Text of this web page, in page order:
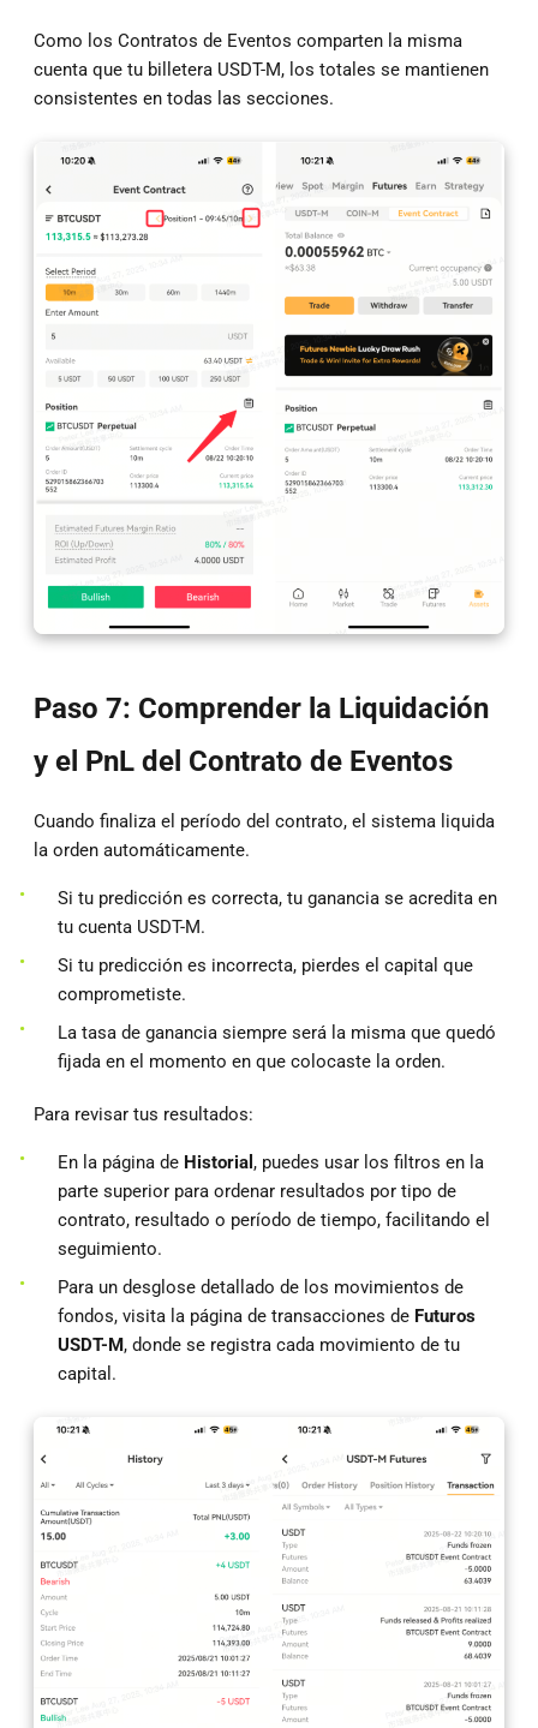
Como los Contratos de Eventos comparten la misma
cuenta que tu billetera USDT-M, los totales se mantienen
consistentes en todas las secciones.
Paso 7: Comprender la Liquidación
y el PnL del Contrato de Eventos
Cuando finaliza el período del contrato, el sistema liquida
la orden automáticamente.
Si tu predicción es correcta, tu ganancia se acredita en
tu cuenta USDT-M.
Si tu predicción es incorrecta, pierdes el capital que
comprometiste.
La tasa de ganancia siempre será la misma que quedó
fijada en el momento en que colocaste la orden.
Para revisar tus resultados:
En la página de Historial , puedes usar los filtros en la
parte superior para ordenar resultados por tipo de
contrato, resultado o período de tiempo, facilitando el
seguimiento.
Para un desglose detallado de los movimientos de
fondos, visita la página de transacciones de Futuros
USDT-M, donde se registra cada movimiento de tu
capital.